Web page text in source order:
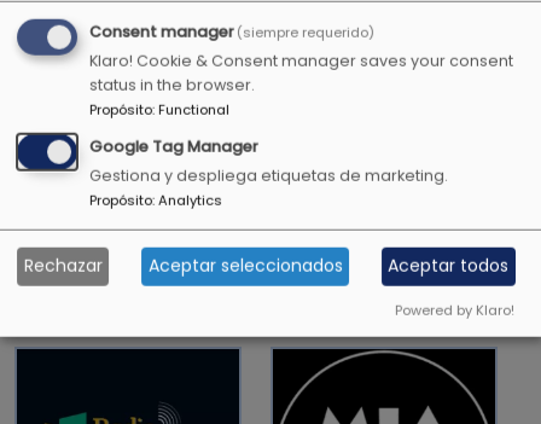
Me mostrarás la senda de la vida. En tu
presencia hay plenitud de gozo, a tu diestra
hay placeres para siempre.
Salmos 16:11
OTRAS EMISORAS CRISTIANAS
Consent manager(siempre requerido)
Klaro! Cookie & Consent manager saves your consent
status in the browser.
Propósito:Functional
Google Tag Manager
Gestiona y despliega etiquetas de marketing.
Propósito:Analytics
Rechazar Aceptar seleccionados Aceptar todos
Powered by Klaro!